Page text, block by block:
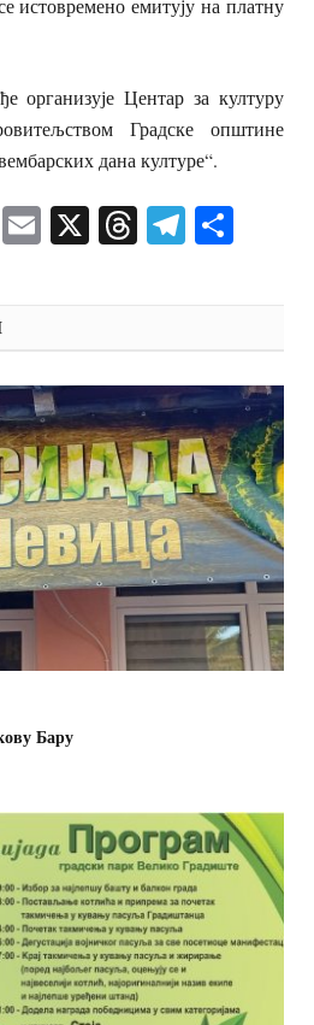
истовремено емитују на платну
организује Центар за културу
Градске општине
дана културе“.
WhatsApp
Email
X Threads
Бару